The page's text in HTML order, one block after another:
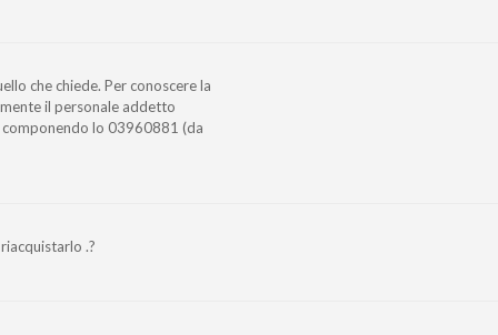
che chiede. Per conoscere la
il personale addetto
lo 03960881 (da
.?